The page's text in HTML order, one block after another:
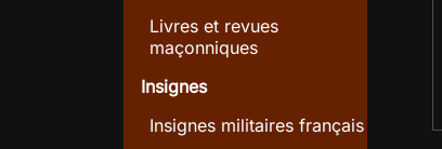
Livres et revues
maçonniques
Insignes
Insignes militaires français